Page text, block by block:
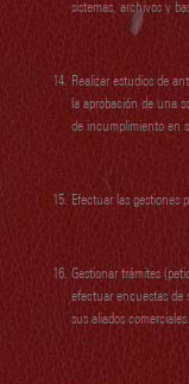
sistemas, archivos y
Realizar estudios de
la aprobación de una
de incumplimiento en
Efectuar las gestiones
Gestionar trámites
efectuar encuestas de
sus aliados comerciales.